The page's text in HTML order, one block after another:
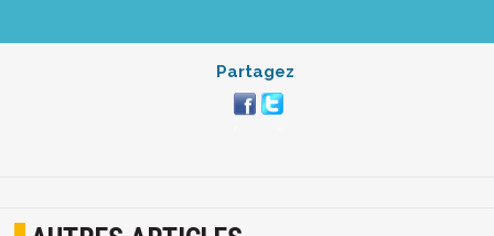
Partagez